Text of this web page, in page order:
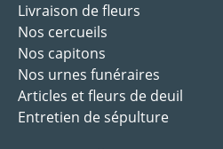
Livraison de fleurs
Nos cercueils
Nos capitons
Nos urnes funéraires
Articles et fleurs de deuil
Entretien de sépulture